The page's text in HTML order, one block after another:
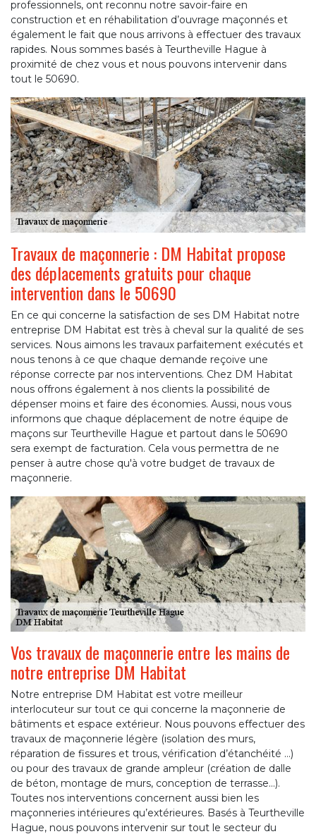
professionnels, ont reconnu notre savoir-faire en
construction et en réhabilitation d’ouvrage maçonnés et
également le fait que nous arrivons à effectuer des travaux
rapides. Nous sommes basés à Teurtheville Hague à
proximité de chez vous et nous pouvons intervenir dans
tout le 50690.
Travaux de maçonnerie : DM Habitat propose
des déplacements gratuits pour chaque
intervention dans le 50690
En ce qui concerne la satisfaction de ses DM Habitat notre
entreprise DM Habitat est très à cheval sur la qualité de ses
services. Nous aimons les travaux parfaitement exécutés et
nous tenons à ce que chaque demande reçoive une
réponse correcte par nos interventions. Chez DM Habitat
nous offrons également à nos clients la possibilité de
dépenser moins et faire des économies. Aussi, nous vous
informons que chaque déplacement de notre équipe de
maçons sur Teurtheville Hague et partout dans le 50690
sera exempt de facturation. Cela vous permettra de ne
penser à autre chose qu'à votre budget de travaux de
maçonnerie.
Vos travaux de maçonnerie entre les mains de
notre entreprise DM Habitat
Notre entreprise DM Habitat est votre meilleur
interlocuteur sur tout ce qui concerne la maçonnerie de
bâtiments et espace extérieur. Nous pouvons effectuer des
travaux de maçonnerie légère (isolation des murs,
réparation de fissures et trous, vérification d’étanchéité …)
ou pour des travaux de grande ampleur (création de dalle
de béton, montage de murs, conception de terrasse…).
Toutes nos interventions concernent aussi bien les
maçonneries intérieures qu’extérieures. Basés à Teurtheville
Hague, nous pouvons intervenir sur tout le secteur du